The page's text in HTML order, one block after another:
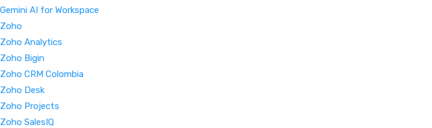
Gemini AI for Workspace
Zoho
Zoho Analytics
Zoho Bigin
Zoho CRM Colombia
Zoho Desk
Zoho Projects
Zoho SalesIQ